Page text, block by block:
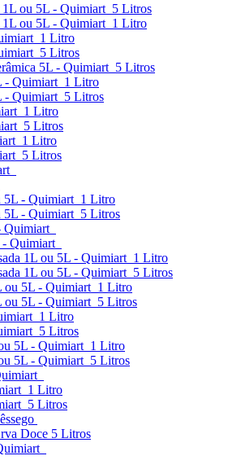
ou 5L - Quimiart 5 Litros
1L ou 5L - Quimiart 1 Litro
1 Litro
5 Litros
5L - Quimiart 5 Litros
- Quimiart 1 Litro
- Quimiart 5 Litros
1 Litro
5 Litros
1 Litro
5 Litros
5L - Quimiart 1 Litro
5L - Quimiart 5 Litros
Quimiart
Quimiart
1L ou 5L - Quimiart 1 Litro
1L ou 5L - Quimiart 5 Litros
5L - Quimiart 1 Litro
5L - Quimiart 5 Litros
1 Litro
5 Litros
5L - Quimiart 1 Litro
5L - Quimiart 5 Litros
1 Litro
5 Litros
Doce 5 Litros